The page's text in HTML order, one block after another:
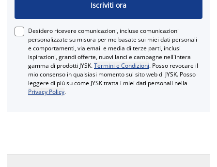
Iscriviti ora
Desidero ricevere comunicazioni, incluse comunicazioni
personalizzate su misura per me basate sui miei dati personali
e comportamenti, via email e media di terze parti, inclusi
ispirazioni, grandi offerte, nuovi lanci e campagne nell'intera
gamma di prodotti JYSK.Termini e Condizioni. Posso revocare il
mio consenso in qualsiasi momento sul sito web di JYSK. Posso
leggere di più su come JYSK tratta i miei dati personali nella
Privacy Policy.